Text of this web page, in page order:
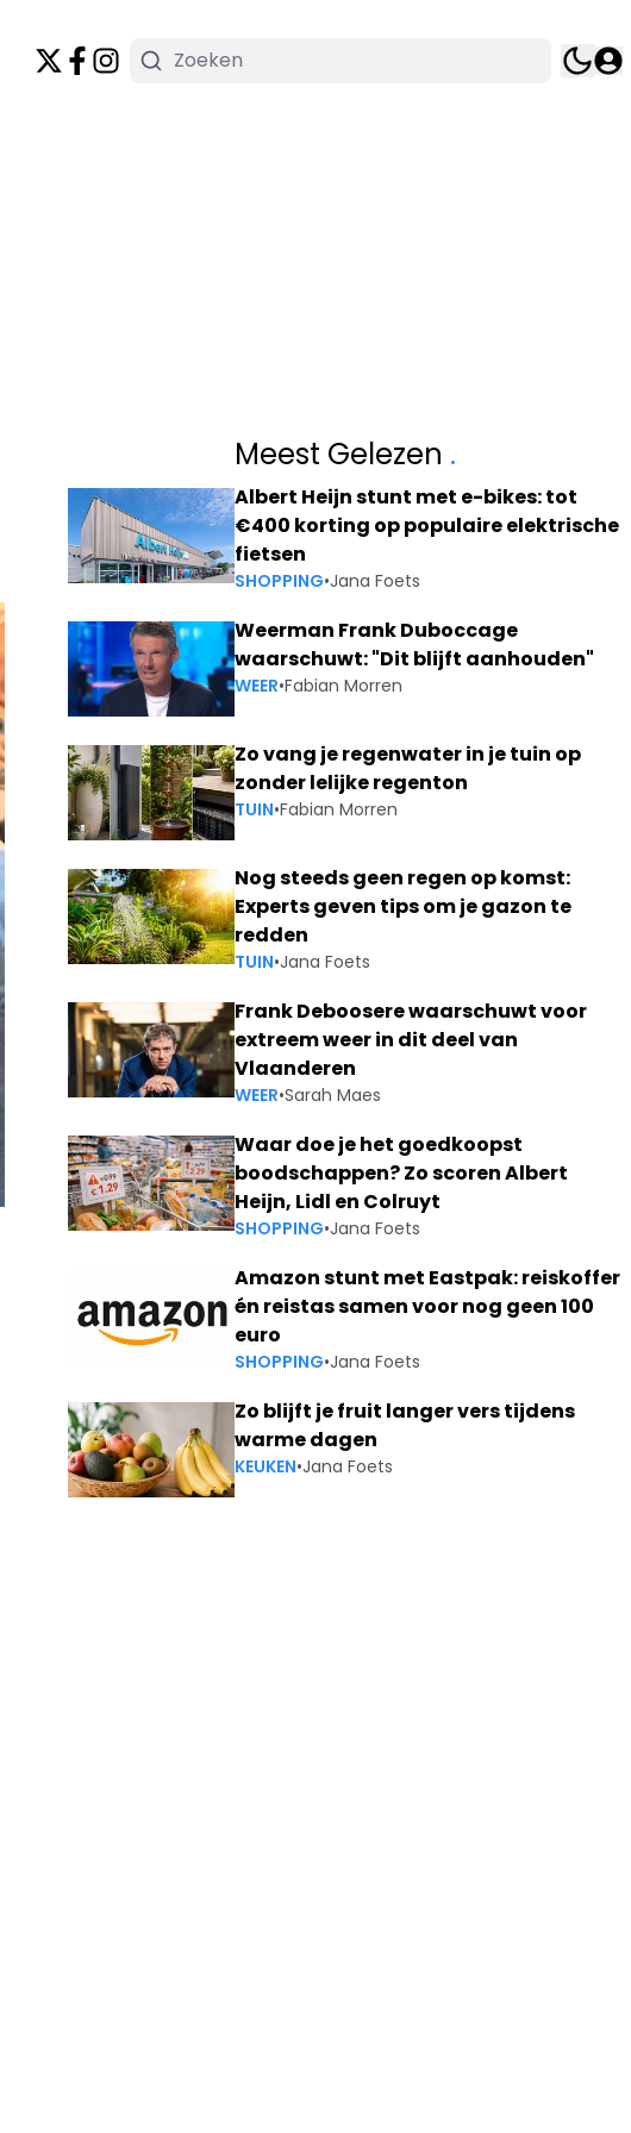
Meest Gelezen .
Albert Heijn stunt met e-bikes: tot
€400 korting op populaire elektrische
fietsen
SHOPPING•Jana Foets
Weerman Frank Duboccage
waarschuwt: "Dit blijft aanhouden"
WEER•Fabian Morren
Zo vang je regenwater in je tuin op
zonder lelijke regenton
TUIN•Fabian Morren
Nog steeds geen regen op komst:
Experts geven tips om je gazon te
redden
TUIN•Jana Foets
Frank Deboosere waarschuwt voor
extreem weer in dit deel van
Vlaanderen
WEER•Sarah Maes
Waar doe je het goedkoopst
boodschappen? Zo scoren Albert
Heijn, Lidl en Colruyt
SHOPPING•Jana Foets
Amazon stunt met Eastpak: reiskoffer
én reistas samen voor nog geen 100
euro
SHOPPING•Jana Foets
Zo blijft je fruit langer vers tijdens
warme dagen
KEUKEN•Jana Foets